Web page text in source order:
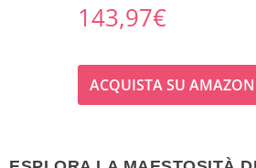
143,97€
ACQUISTA SU